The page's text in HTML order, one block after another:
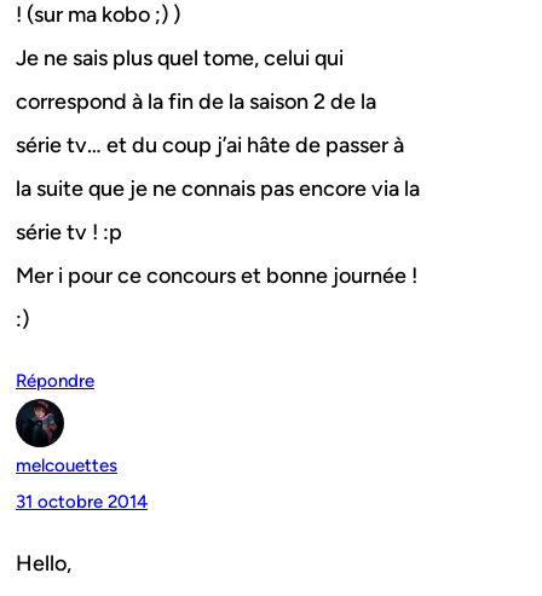
! (sur ma kobo ;) )
Je ne sais plus quel tome, celui qui
correspond à la fin de la saison 2 de la
série tv… et du coup j’ai hâte de passer à
la suite que je ne connais pas encore via la
série tv ! :p
Mer i pour ce concours et bonne journée !
:)
Répondre
melcouettes
31 octobre 2014
Hello,